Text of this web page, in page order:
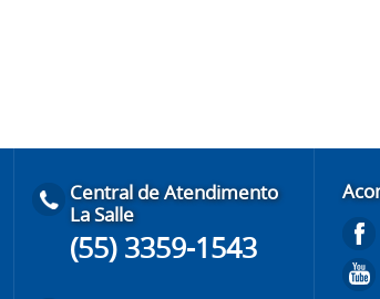
Central de Atendimento
La Salle
(55) 3359-1543